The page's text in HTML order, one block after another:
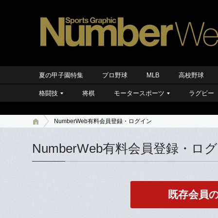
夏の甲子園特集 プロ野球 MLB 高校野球
格闘技 将棋 モータースポーツ ラグビー
NumberWeb有料会員登録・ログイン
NumberWeb有料会員登録・ロ
既存会員